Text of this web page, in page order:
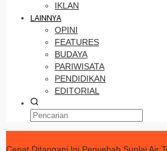
IKLAN
LAINNYA
OPINI
FEATURES
BUDAYA
PARIWISATA
PENDIDIKAN
EDITORIAL
Cepat Ditangani Ini Penyebab Suplai Air